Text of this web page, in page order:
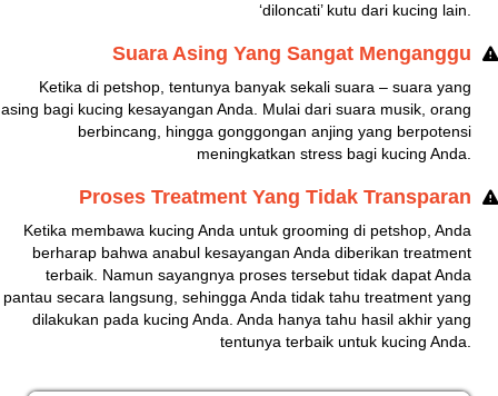
‘diloncati’ kutu dari kucing lain.
Suara Asing Yang Sangat Menganggu
Ketika di petshop, tentunya banyak sekali suara – suara yang
asing bagi kucing kesayangan Anda. Mulai dari suara musik, orang
berbincang, hingga gonggongan anjing yang berpotensi
meningkatkan stress bagi kucing Anda.
Proses Treatment Yang Tidak Transparan
Ketika membawa kucing Anda untuk grooming di petshop, Anda
berharap bahwa anabul kesayangan Anda diberikan treatment
terbaik. Namun sayangnya proses tersebut tidak dapat Anda
pantau secara langsung, sehingga Anda tidak tahu treatment yang
dilakukan pada kucing Anda. Anda hanya tahu hasil akhir yang
tentunya terbaik untuk kucing Anda.